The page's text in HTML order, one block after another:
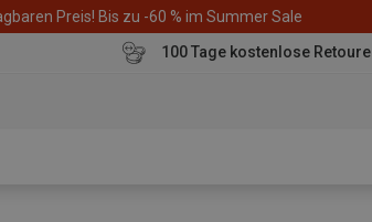
Preis! Bis zu -60 % im Summer Sale
100 Tage kostenlose Retoure